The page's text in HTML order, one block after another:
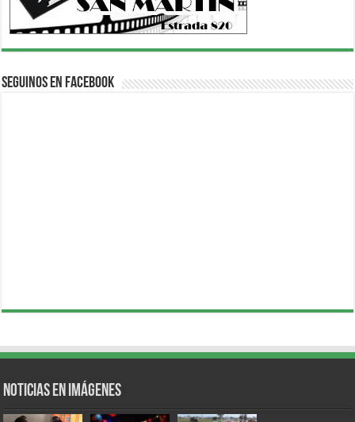
Seguinos en Facebook
Noticias en Imágenes